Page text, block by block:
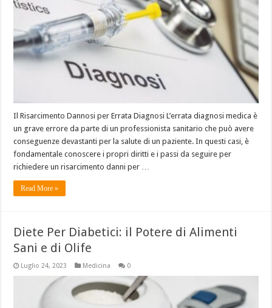
Il Risarcimento Dannosi per Errata Diagnosi L’errata diagnosi medica è
un grave errore da parte di un professionista sanitario che può avere
conseguenze devastanti per la salute di un paziente. In questi casi, è
fondamentale conoscere i propri diritti e i passi da seguire per
richiedere un risarcimento danni per …
Read More »
Diete Per Diabetici: il Potere di Alimenti
Sani e di Olife
Luglio 24, 2023 Medicina 0